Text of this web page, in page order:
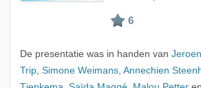
De presentatie was in handen van
Trip, Simone Weimans, Annechien